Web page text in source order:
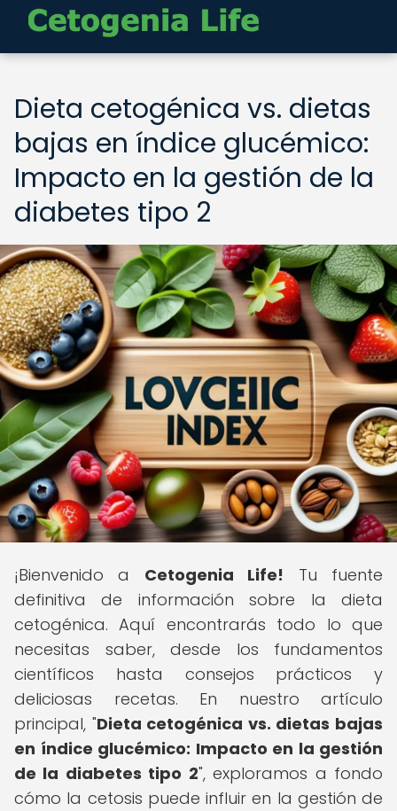
Dieta cetogénica vs. dietas
bajas en índice glucémico:
Impacto en la gestión de la
diabetes tipo 2
¡Bienvenido a Cetogenia Life! Tu fuente
definitiva de información sobre la dieta
cetogénica. Aquí encontrarás todo lo que
necesitas saber, desde los fundamentos
científicos hasta consejos prácticos y
deliciosas recetas. En nuestro artículo
principal, "Dieta cetogénica vs. dietas bajas
en índice glucémico: Impacto en la gestión
de la diabetes tipo 2", exploramos a fondo
cómo la cetosis puede influir en la gestión de